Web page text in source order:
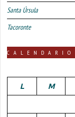
Santa Úrsula
Tacoronte
L
M